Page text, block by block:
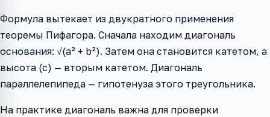
Формула вытекает из двукратного применения
теоремы Пифагора. Сначала находим диагональ
основания: √(a² + b²). Затем она становится катетом, а
высота (c) — вторым катетом. Диагональ
параллелепипеда — гипотенуза этого треугольника.
На практике диагональ важна для проверки